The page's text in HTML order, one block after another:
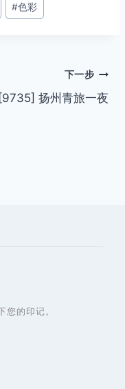
#色彩
下一步
[9735] 扬州青旅一夜
您的印记。